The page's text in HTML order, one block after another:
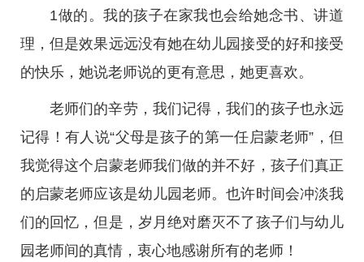
1做的。我的孩子在家我也会给她念书、讲道
理，但是效果远远没有她在幼儿园接受的好和接受
的快乐，她说老师说的更有意思，她更喜欢。
老师们的辛劳，我们记得，我们的孩子也永远
记得！有人说“父母是孩子的第一任启蒙老师”，但
我觉得这个启蒙老师我们做的并不好，孩子们真正
的启蒙老师应该是幼儿园老师。也许时间会冲淡我
们的回忆，但是，岁月绝对磨灭不了孩子们与幼儿
园老师间的真情，衷心地感谢所有的老师！